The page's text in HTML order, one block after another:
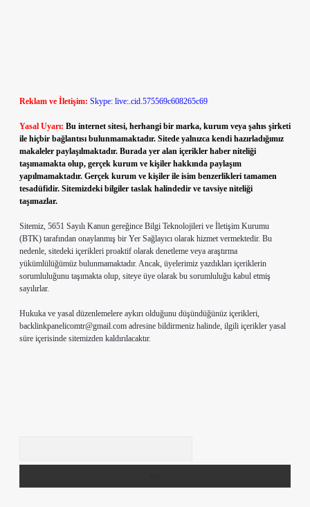
Reklam ve İletişim: Skype: live:.cid.575569c608265c69
Yasal Uyarı: Bu internet sitesi, herhangi bir marka, kurum veya şahıs şirketi
ile hiçbir bağlantısı bulunmamaktadır. Sitede yalnızca kendi hazırladığımız
makaleler paylaşılmaktadır. Burada yer alan içerikler haber niteliği
taşımamakta olup, gerçek kurum ve kişiler hakkında paylaşım
yapılmamaktadır. Gerçek kurum ve kişiler ile isim benzerlikleri tamamen
tesadüfidir. Sitemizdeki bilgiler taslak halindedir ve tavsiye niteliği
taşımazlar.
Sitemiz, 5651 Sayılı Kanun gereğince Bilgi Teknolojileri ve İletişim Kurumu
(BTK) tarafından onaylanmış bir Yer Sağlayıcı olarak hizmet vermektedir. Bu
nedenle, sitedeki içerikleri proaktif olarak denetleme veya araştırma
yükümlülüğümüz bulunmamaktadır. Ancak, üyelerimiz yazdıkları içeriklerin
sorumluluğunu taşımakta olup, siteye üye olarak bu sorumluluğu kabul etmiş
sayılırlar.
Hukuka ve yasal düzenlemelere aykırı olduğunu düşündüğünüz içerikleri,
backlinkpanelicomtr@gmail.com adresine bildirmeniz halinde, ilgili içerikler yasal
süre içerisinde sitemizden kaldırılacaktır.